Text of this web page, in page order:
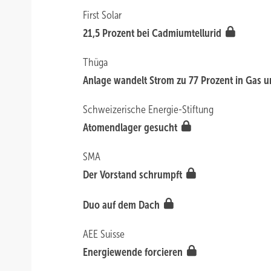
First Solar
21,5 Prozent bei Cadmiumtellurid
Thüga
Anlage wandelt Strom zu 77 Prozent in Gas
Schweizerische Energie-Stiftung
Atomendlager gesucht
SMA
Der Vorstand schrumpft
Duo auf dem Dach
AEE Suisse
Energiewende forcieren